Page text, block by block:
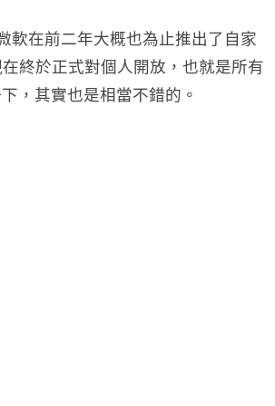
軟在前二年大概也為止推出了自家
終於正式對個人開放，也就是所有
，其實也是相當不錯的。